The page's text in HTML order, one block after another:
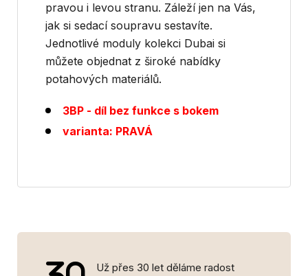
pravou i levou stranu. Záleží jen na Vás,
jak si sedací soupravu sestavíte.
Jednotlivé moduly kolekci Dubai si
můžete objednat z široké nabídky
potahových materiálů.
3BP - díl bez funkce s bokem
varianta: PRAVÁ
Už přes 30 let děláme radost